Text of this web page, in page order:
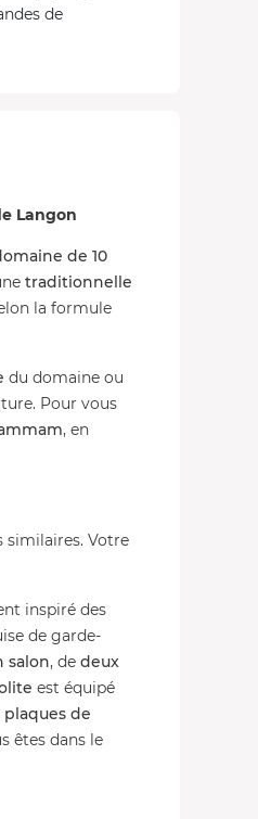
de
Langon
de 10
traditionnelle
la formule
du domaine ou
Pour vous
, en
similaires. Votre
inspiré des
de garde-
salon, de deux
est équipé
plaques de
êtes dans le